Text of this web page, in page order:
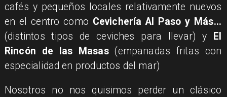
cafés y pequeños locales relativamente nuevos
en el centro como Cevichería Al Paso y Más...
(distintos tipos de ceviches para llevar) y
El
Rincón de las Masas(empanadas fritas con
especialidad en productos del mar)
Nosotros no nos quisimos perder un clásico